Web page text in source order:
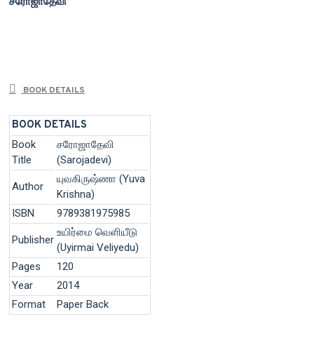
BOOK DETAILS
BOOK DETAILS
Book
Title
சரோஜாதேவி
(Sarojadevi)
Author
யுவகிருஷ்ணா (Yuva
Krishna)
ISBN
9789381975985
Publisher
உயிர்மை வெளியீடு
(Uyirmai Veliyedu)
Pages
120
Year
2014
Format
Paper Back